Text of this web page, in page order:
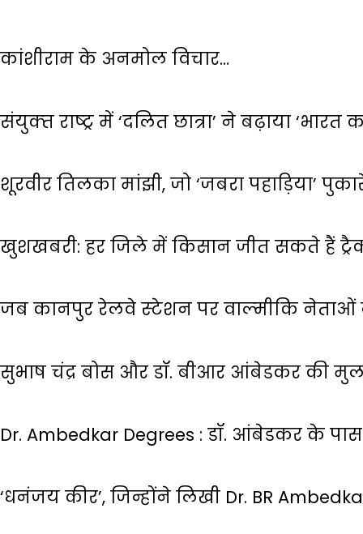
कांशीराम के अनमोल विचार…
संयुक्‍त राष्‍ट्र में ‘दलित छात्रा’ ने बढ़ाया ‘भारत
शूरवीर तिलका मांझी, जो ‘जबरा पहाड़िया’
खुशखबरी: हर जिले में किसान जीत सकते हैं
जब कानपुर रेलवे स्‍टेशन पर वाल्‍मीकि नेताओं ने
सुभाष चंद्र बोस और डॉ. बीआर आंबेडकर की
Dr. Ambedkar Degrees : डॉ. आंबेडकर के पास
‘धनंजय कीर’, जिन्होंने लिखी Dr. BR